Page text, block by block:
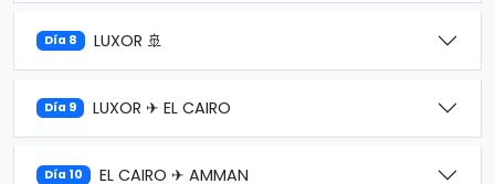
Día 8 LUXOR 🚢
Día 9 LUXOR ✈ EL CAIRO
Día 10 EL CAIRO ✈ AMMAN